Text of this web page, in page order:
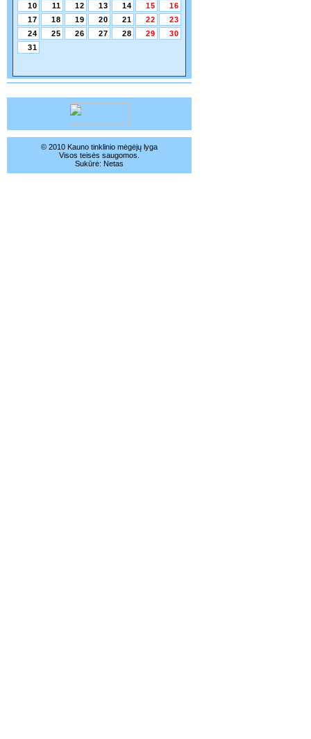
10
11 12 13 14 15
16
17
18 19 20 21 22
23
24
25 26 27 28 29
30
31
© 2010 Kauno tinklinio mėgėjų lyga
Visos teisės saugomos.
Sukūrė: Netas